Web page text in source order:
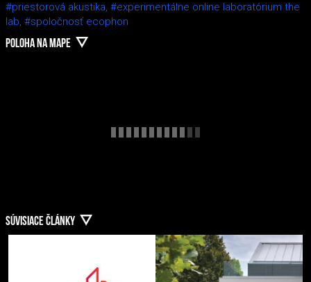
#priestorová akustika, #experimentálne online laboratórium the
lab, #spoločnosť ecophon
POLOHA NA MAPE
SÚVISIACE ČLÁNKY